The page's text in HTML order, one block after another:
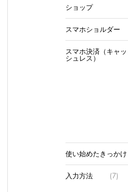
スマホショルダー
スマホ決済（キャッ
シュレス）
使い始めたきっかけ
入力方法 (7)